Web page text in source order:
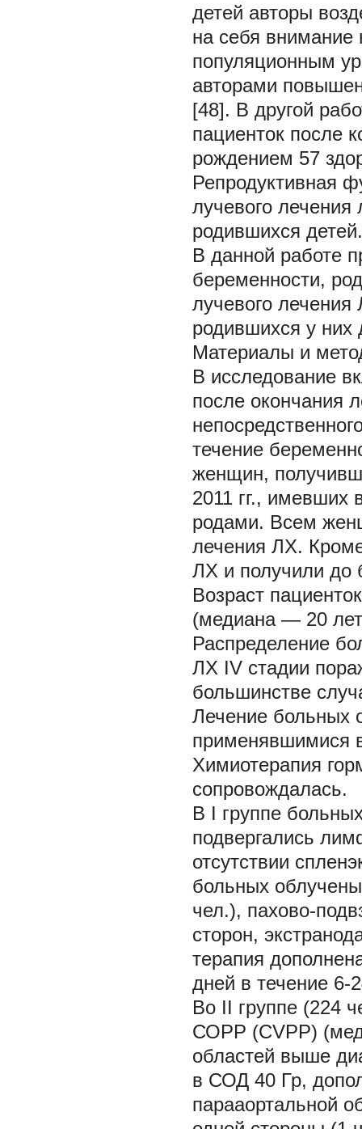
детей авторы
на себя внимание
популяционным
авторами
[48]. В другой
пациенток после
рождением 57
Репродуктивная
лучевого
родившихся детей.
В данной работе
беременности,
лучевого
родившихся у них
Материалы и
В исследование
после окончания
течение
женщин,
2011 гг., имевших
родами. Всем
лечения ЛХ.
ЛХ и получили до
Возраст
(медиана — 20
Распределение
ЛХ IV стадии
большинстве
Лечение больных
применявшимися
Химиотерапия
сопровождалась.
В I группе
подвергались
отсутствии
больных
чел.), пахово-
сторон,
терапия
дней в течение 6-
Во II группе (224
СОРР (CVPP)
областей выше
в СОД 40 Гр,
парааортальной